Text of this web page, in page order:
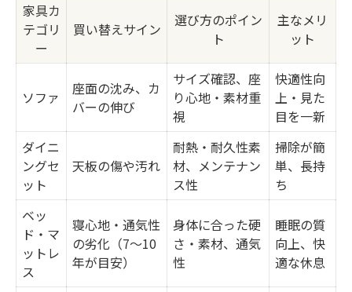
家具カ
テゴリ
ー
買い替えサイン
選び方のポイン
ト
主なメリ
ット
ソファ
座面の沈み、カ
バーの伸び
サイズ確認、座
り心地・素材重
視
快適性向
上・見た
目を一新
ダイニ
ングセ
ット
天板の傷や汚れ
耐熱・耐久性素
材、メンテナン
ス性
掃除が簡
単、長持
ち
ベッ
ド・マ
ットレ
ス
寝心地・通気性
の劣化（7〜10
年が目安）
身体に合った硬
さ・素材、通気
性
睡眠の質
向上、快
適な休息